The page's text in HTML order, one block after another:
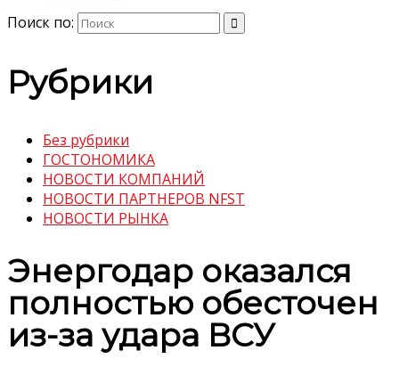
Поиск по:
Рубрики
Без рубрики
ГОСТОНОМИКА
НОВОСТИ КОМПАНИЙ
НОВОСТИ ПАРТНЕРОВ NFST
НОВОСТИ РЫНКА
Энергодар оказался
полностью обесточен
из-за удара ВСУ